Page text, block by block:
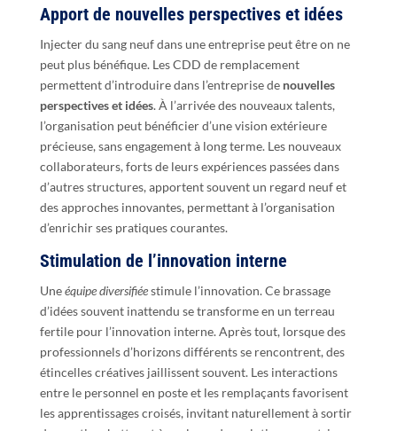
Apport de nouvelles perspectives et idées
Injecter du sang neuf dans une entreprise peut être on ne
peut plus bénéfique. Les CDD de remplacement
permettent d’introduire dans l’entreprise de nouvelles
perspectives et idées. À l’arrivée des nouveaux talents,
l’organisation peut bénéficier d’une vision extérieure
précieuse, sans engagement à long terme. Les nouveaux
collaborateurs, forts de leurs expériences passées dans
d’autres structures, apportent souvent un regard neuf et
des approches innovantes, permettant à l’organisation
d’enrichir ses pratiques courantes.
Stimulation de l’innovation interne
Uneéquipe diversifiéestimule l’innovation. Ce brassage
d’idées souvent inattendu se transforme en un terreau
fertile pour l’innovation interne. Après tout, lorsque des
professionnels d’horizons différents se rencontrent, des
étincelles créatives jaillissent souvent. Les interactions
entre le personnel en poste et les remplaçants favorisent
les apprentissages croisés, invitant naturellement à sortir